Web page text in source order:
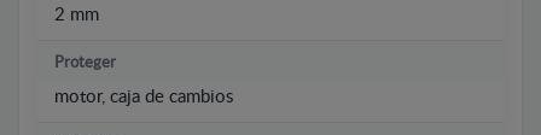
2 mm
Proteger
motor, caja de cambios